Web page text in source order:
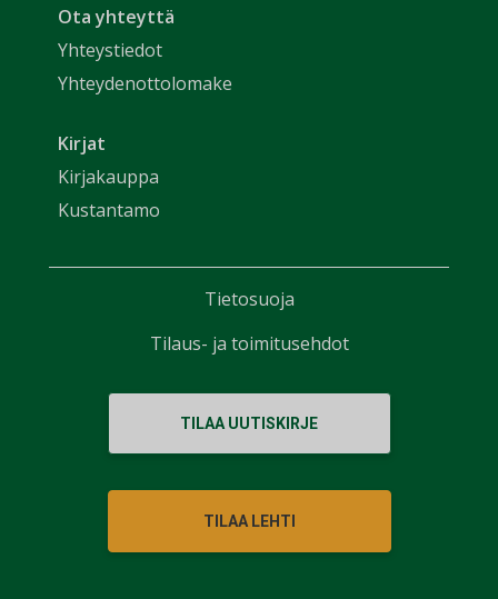
Ota yhteyttä
Yhteystiedot
Yhteydenottolomake
Kirjat
Kirjakauppa
Kustantamo
TILAA UUTISKIRJE
TILAA LEHTI
Tietosuoja
Tilaus- ja toimitusehdot